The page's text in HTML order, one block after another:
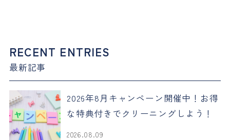
RECENT ENTRIES
最新記事
2026年8月キャンペーン開催中！お得
な特典付きでクリーニングしよう！
2026.08.09